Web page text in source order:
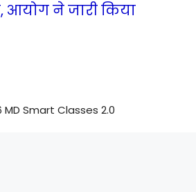
आयोग ने जारी किया
MD Smart Classes 2.0